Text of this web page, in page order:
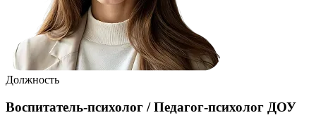
Должность
Воспитатель-психолог / Педагог-психолог ДОУ